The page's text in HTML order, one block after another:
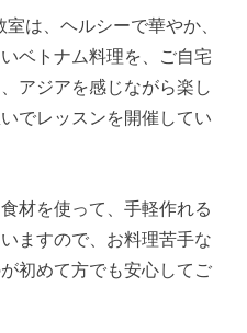
は、ヘルシーで華やか、
ベトナム料理を、ご自宅
アジアを感じながら楽し
でレッスンを開催してい
材を使って、手軽作れる
ますので、お料理苦手な
初めて方でも安心してご